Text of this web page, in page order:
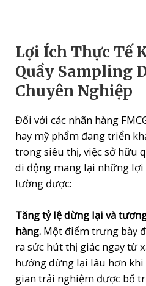
Lợi Ích Thực Tế
Quầy Sampling
Chuyên Nghiệp
Đối với các nhãn hàng
hay mỹ phẩm đang triển
trong siêu thị, việc sở hữu
di động mang lại những
lường được:
Tăng tỷ lệ dừng lại và
hàng. Một điểm trưng bày
ra sức hút thị giác ngay từ
hướng dừng lại lâu hơn
gian trải nghiệm được bố